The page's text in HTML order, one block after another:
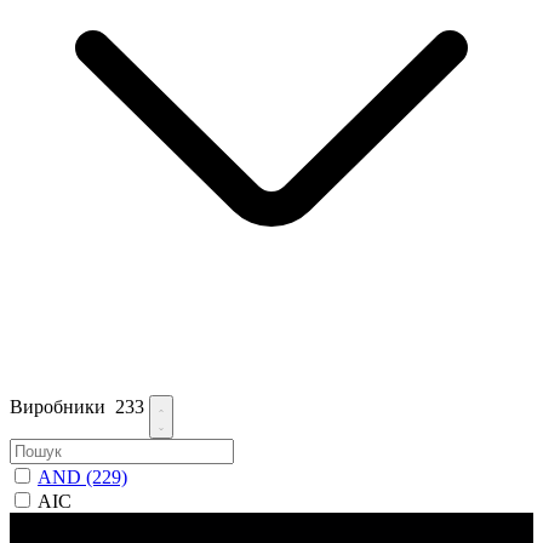
Виробники 233
AND (229)
AIC